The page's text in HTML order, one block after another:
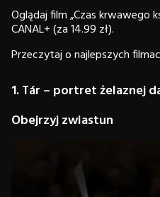
Oglądaj film „Czas krwawego
CANAL+ (za 14.99 zł).
Przeczytaj o najlepszych
1. Tár – portret żelaznej
Obejrzyj zwiastun